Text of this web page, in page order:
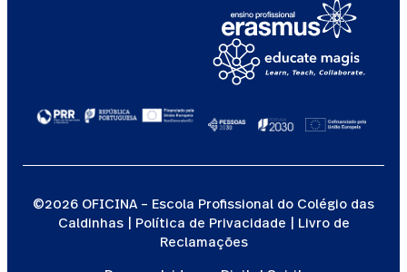
©2026 OFICINA – Escola Profissional do Colégio das
Caldinhas | Política de Privacidade | Livro de
Reclamações